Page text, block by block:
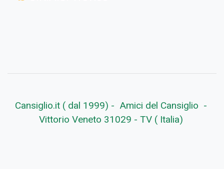
Cansiglio.it ( dal 1999) - Amici del Cansiglio -
Vittorio Veneto 31029 - TV ( Italia)